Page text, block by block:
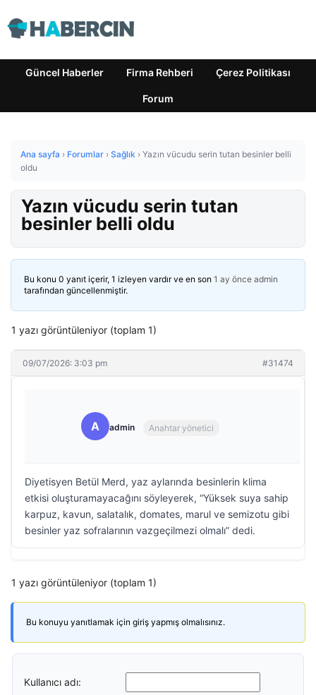
Güncel Haberler Firma Rehberi Çerez Politikası
Forum
Ana sayfa › Forumlar › Sağlık › Yazın vücudu serin tutan besinler belli
oldu
Yazın vücudu serin tutan
besinler belli oldu
Bu konu 0 yanıt içerir, 1 izleyen vardır ve en son 1 ay önce admin
tarafından güncellenmiştir.
1 yazı görüntüleniyor (toplam 1)
09/07/2026: 3:03 pm #31474
A admin Anahtar yönetici
Diyetisyen Betül Merd, yaz aylarında besinlerin klima
etkisi oluşturamayacağını söyleyerek, “Yüksek suya sahip
karpuz, kavun, salatalık, domates, marul ve semizotu gibi
besinler yaz sofralarının vazgeçilmezi olmalı” dedi.
1 yazı görüntüleniyor (toplam 1)
Bu konuyu yanıtlamak için giriş yapmış olmalısınız.
Kullanıcı adı: